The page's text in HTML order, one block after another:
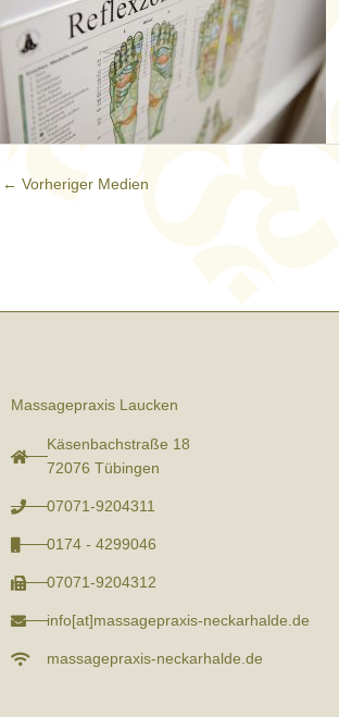
← Vorheriger Medien
Massagepraxis Laucken
Käsenbachstraße 18
72076 Tübingen
07071-9204311
0174 - 4299046
07071-9204312
info[at]massagepraxis-neckarhalde.de
massagepraxis-neckarhalde.de